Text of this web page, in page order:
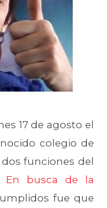
17 de agosto el
colegio de
funciones del
En busca de la
fue que